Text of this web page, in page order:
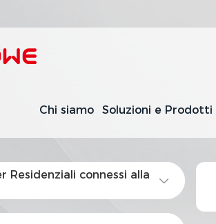
Chi siamo Soluzioni e Prodotti
Residenziali connessi alla